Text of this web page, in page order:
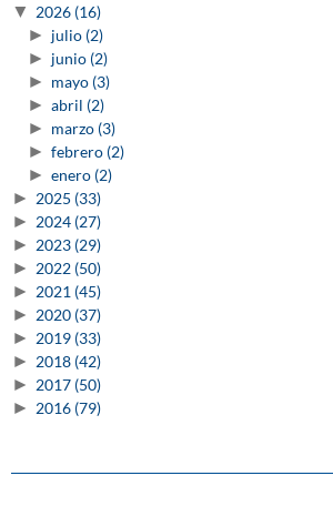
▼ 2026 (16)
► julio (2)
► junio (2)
► mayo (3)
► abril (2)
► marzo (3)
► febrero (2)
► enero (2)
► 2025 (33)
► 2024 (27)
► 2023 (29)
► 2022 (50)
► 2021 (45)
► 2020 (37)
► 2019 (33)
► 2018 (42)
► 2017 (50)
► 2016 (79)